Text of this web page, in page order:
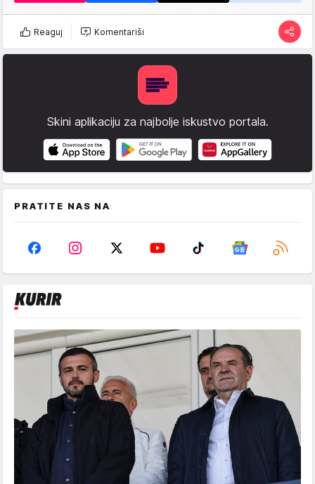
Reaguj Komentariši
Skini aplikaciju za najbolje iskustvo portala.
PRATITE NAS NA